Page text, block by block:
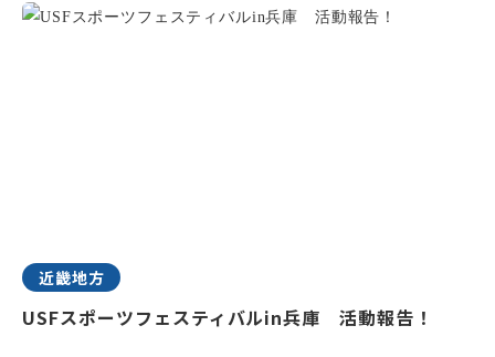
近畿地方
USFスポーツフェスティバルin兵庫 活動報告！